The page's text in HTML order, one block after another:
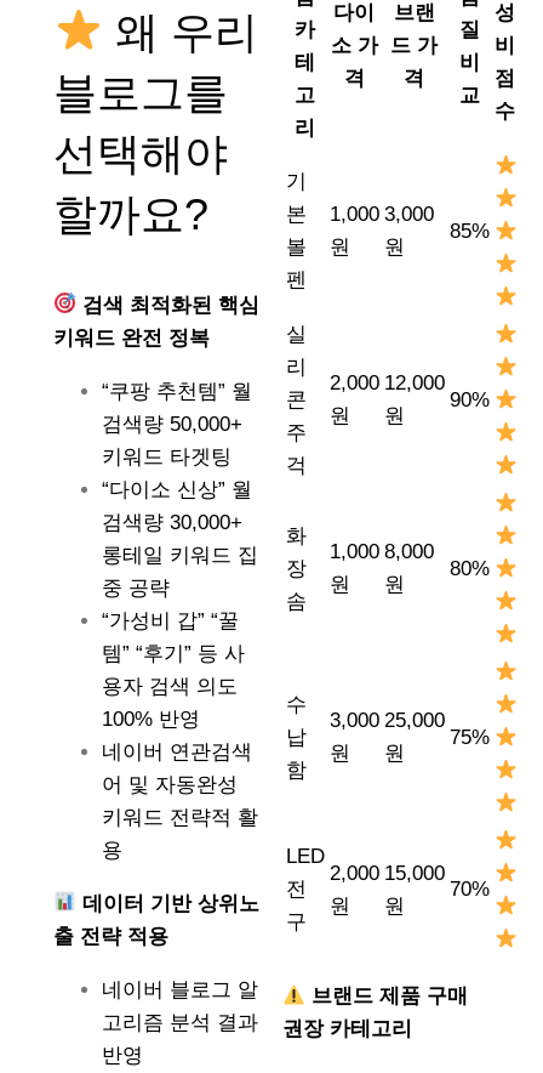
왜 우리
블로그를
선택해야
할까요?
검색 최적화된 핵심
키워드 완전 정복
“쿠팡 추천템” 월
검색량 50,000+
키워드 타겟팅
“다이소 신상” 월
검색량 30,000+
롱테일 키워드 집
중 공략
“가성비 갑” “꿀
템” “후기” 등 사
용자 검색 의도
100% 반영
네이버 연관검색
어 및 자동완성
키워드 전략적 활
용
데이터 기반 상위노
출 전략 적용
네이버 블로그 알
고리즘 분석 결과
반영
카
테
고
리
다이
소 가
격
브랜
드 가
격
질
비
교
성
비
점
수
기
본
볼
펜
1,000
원
3,000
원
85%
실
리
콘
주
걱
2,000
원
12,000
원
90%
화
장
솜
1,000
원
8,000
원
80%
수
납
함
3,000
원
25,000
원
75%
LED
전
구
2,000
원
15,000
원
70%
브랜드 제품 구매
권장 카테고리